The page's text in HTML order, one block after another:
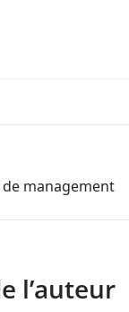
management
l’auteur